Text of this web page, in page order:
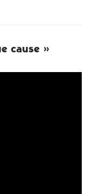
cause »